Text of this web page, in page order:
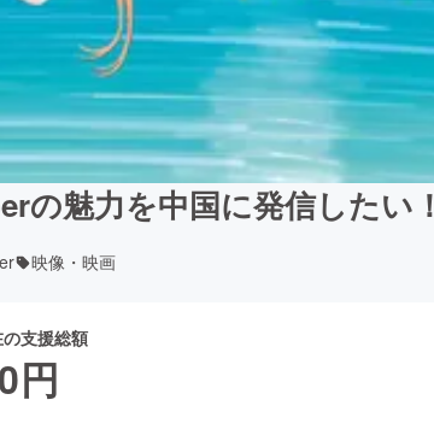
の魅力を中国に発信したい！
映像・映画
支援総額
0円